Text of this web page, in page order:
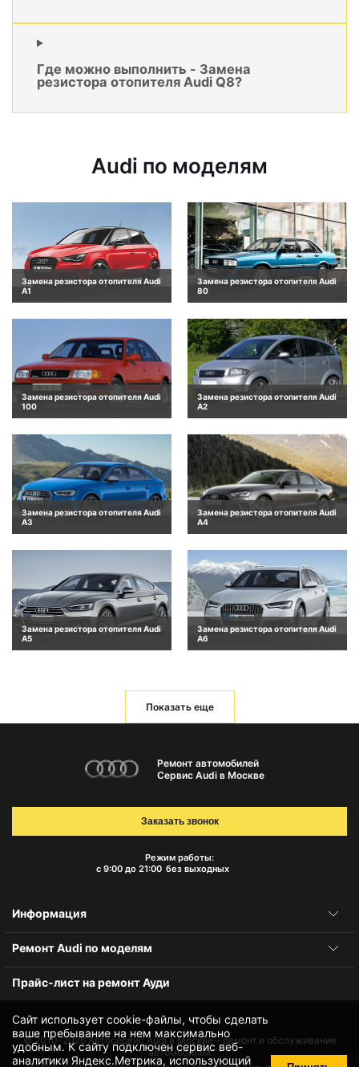
Где можно выполнить - Замена
резистора отопителя Audi Q8?
Audi по моделям
Замена резистора отопителя Audi
A1
Замена резистора отопителя Audi
80
Замена резистора отопителя Audi
100
Замена резистора отопителя Audi
A2
Замена резистора отопителя Audi
A3
Замена резистора отопителя Audi
A4
Замена резистора отопителя Audi
A5
Замена резистора отопителя Audi
A6
Показать еще
Сайт использует cookie-файлы, чтобы сделать
ваше пребывание на нем максимально
удобным. К cайту подключен сервис веб-
аналитики Яндекс.Метрика, использующий
Ремонт автомобилей
Сервис Audi в Москве
Режим работы:
с 9:00 до 21:00 без выходных
Заказать звонок
Информация
Ремонт Audi по моделям
Прайс-лист на ремонт Ауди
© 2010-2026Автосервис Audi в Москве – ремонт и обслуживание
автомобилей